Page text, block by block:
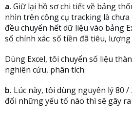
a. Giữ lại hồ sơ chi tiết về bảng
nhìn trên công cụ tracking là
đều chuyển hết dữ liệu vào bảng
số chính xác: số tiền đã tiêu,
Dùng Excel, tôi chuyển số liệu
nghiên cứu, phân tích.
b. Lúc này, tôi dùng nguyên lý 80
đổi những yếu tố nào thì sẽ gây